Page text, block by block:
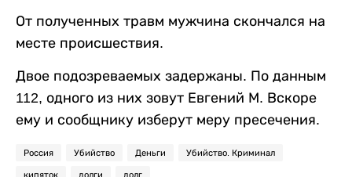
От полученных травм мужчина скончался на
месте происшествия.
Двое подозреваемых задержаны. По данным
112, одного из них зовут Евгений М. Вскоре
ему и сообщнику изберут меру пресечения.
Россия Убийство Деньги Убийство. Криминал
кипяток долги долг